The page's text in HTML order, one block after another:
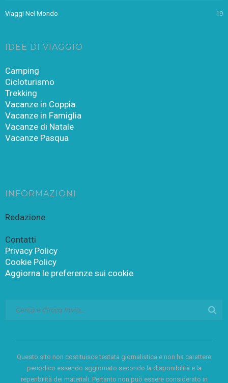
Viaggi Nel Mondo 19
IDEE DI VIAGGIO
Camping
Cicloturismo
Trekking
Vacanze in Coppia
Vacanze in Famiglia
Vacanze di Natale
Vacanze Pasqua
INFORMAZIONI
Redazione
Contatti
Privacy Policy
Cookie Policy
Aggiorna le preferenze sui cookie
Questo sito non costituisce testata giornalistica e non ha carattere
periodico essendo aggiornato secondo la disponibilità e la
reperibilità dei materiali. Pertanto non può essere considerato in